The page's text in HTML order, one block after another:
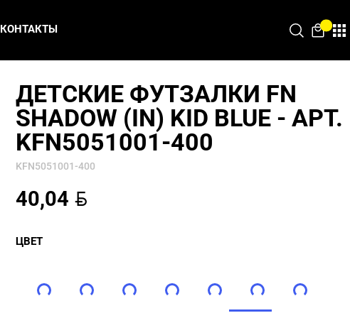
КОНТАКТЫ
ДЕТСКИЕ ФУТЗАЛКИ FN
SHADOW (IN) KID BLUE - АРТ.
KFN5051001-400
KFN5051001-400
40,04 BYN
ЦВЕТ